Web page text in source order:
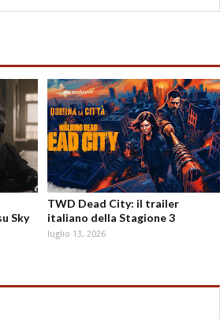
Sky
TWD Dead City: il trailer
italiano della Stagione 3
luglio 13, 2026